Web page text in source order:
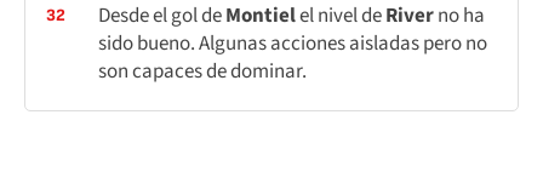
32 Desde el gol deMontielel nivel deRiverno ha
sido bueno. Algunas acciones aisladas pero no
son capaces de dominar.